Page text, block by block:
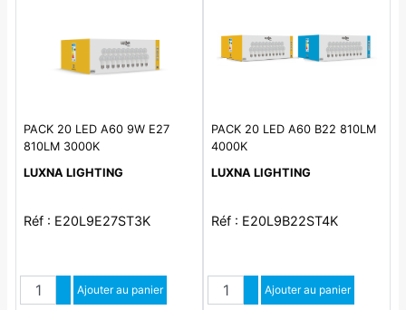
PACK 20 LED A60 9W E27
810LM 3000K
LUXNA LIGHTING
Réf : E20L9E27ST3K
QuantitéAugmenter quantité
Diminuer quantité
Ajouter au panier
PACK 20 LED A60 B22 810LM
4000K
LUXNA LIGHTING
Réf : E20L9B22ST4K
QuantitéAugmenter quantité
Diminuer quantité
Ajouter au panier